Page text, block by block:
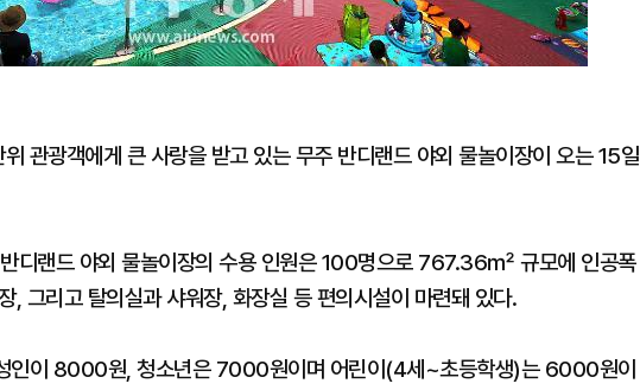
관광객에게 큰 사랑을 받고 있는 무주 반디랜드 야외 물놀이장이 오는 15일
디랜드 야외 물놀이장의 수용 인원은 100명으로 767.36㎡ 규모에 인공폭
, 그리고 탈의실과 샤워장, 화장실 등 편의시설이 마련돼 있다.
인이 8000원, 청소년은 7000원이며 어린이(4세~초등학생)는 6000원이